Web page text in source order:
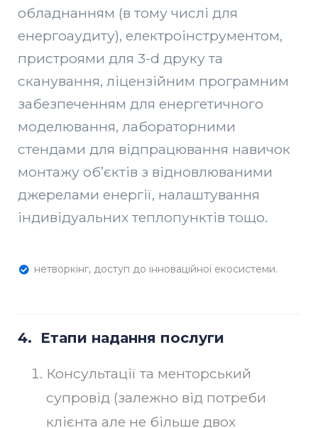
обладнанням (в тому числі для
енергоаудиту), електроінструментом,
пристроями для 3-d друку та
сканування, ліцензійним програмним
забезпеченням для енергетичного
моделювання, лабораторними
стендами для відпрацювання навичок
монтажу об’єктів з відновлюваними
джерелами енергії, налаштування
індивідуальних теплопунктів тощо.
нетворкінг, доступ до інноваційної екосистеми.
4. Етапи надання послуги
Консультації та менторський
супровід (залежно від потреби
клієнта але не більше двох